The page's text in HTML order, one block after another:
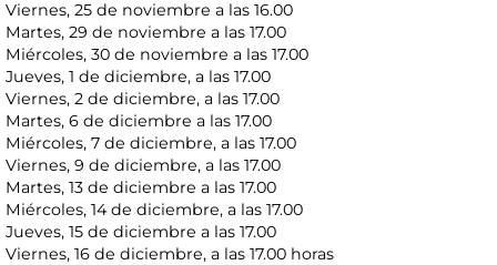
Viernes, 25 de noviembre a las 16.00
Martes, 29 de noviembre a las 17.00
Miércoles, 30 de noviembre a las 17.00
Jueves, 1 de diciembre, a las 17.00
Viernes, 2 de diciembre, a las 17.00
Martes, 6 de diciembre a las 17.00
Miércoles, 7 de diciembre, a las 17.00
Viernes, 9 de diciembre, a las 17.00
Martes, 13 de diciembre a las 17.00
Miércoles, 14 de diciembre, a las 17.00
Jueves, 15 de diciembre a las 17.00
Viernes, 16 de diciembre, a las 17.00 horas